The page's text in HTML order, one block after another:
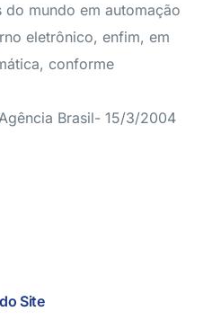
do mundo em automação
eletrônico, enfim, em
conforme
Brasil- 15/3/2004
Site